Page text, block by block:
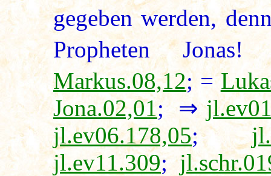
gegeben werden,
Propheten
Markus.08,12; =
Jona.02,01; ⇒
jl.ev06.178,05;
jl.ev11.309;